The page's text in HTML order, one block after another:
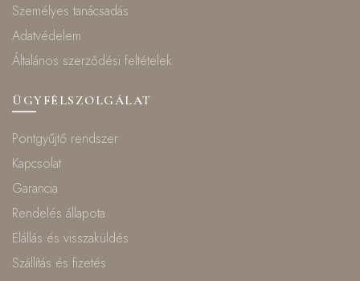
Személyes tanácsadás
Adatvédelem
Általános szerződési feltételek
ÜGYFÉLSZOLGÁLAT
Pontgyűjtő rendszer
Kapcsolat
Garancia
Rendelés állapota
Elállás és visszaküldés
Szállítás és fizetés